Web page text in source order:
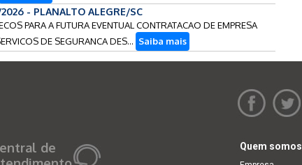
- PLANALTO ALEGRE/SC
PARA A FUTURA EVENTUAL CONTRATACAO DE EMPRESA
DE SEGURANCA DES... Saiba mais
de
Quem somos